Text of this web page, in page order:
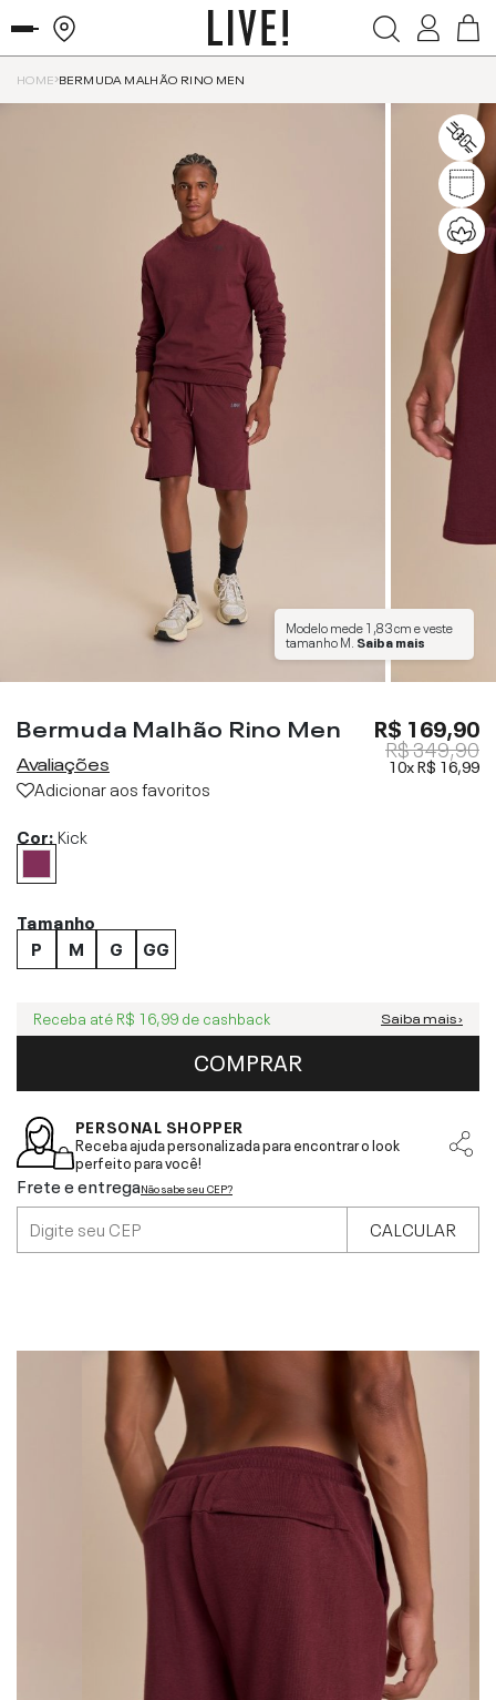
HOME BERMUDA MALHÃO RINO MEN
Modelo mede1,83 cme veste
tamanhoM Saiba mais
Bermuda Malhão Rino Men
Avaliações
Adicionar aos favoritos
R$ 169,90
R$ 349,90
10xR$ 16,99
Cor:Kick
Tamanho
P
M G GG
Receba até R$ 16,99 de cashback Saiba mais ›
COMPRAR
PERSONAL SHOPPER
Receba ajuda personalizada para encontrar o look
perfeito para você!
Frete e entregaNão sabe seu CEP?
CALCULAR